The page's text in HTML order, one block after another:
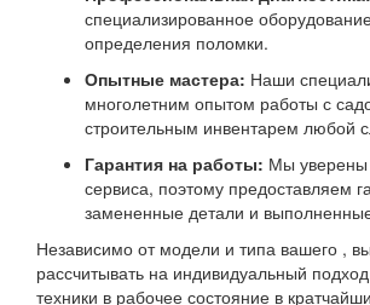
специализированное
определения поломки.
Опытные мастера: Наши
многолетним опытом работы с
строительным инвентарем любой
Гарантия на работы: Мы уверены
сервиса, поэтому предоставляем
замененные детали и
Независимо от модели и типа вашего ,
рассчитывать на индивидуальный
техники в рабочее состояние в